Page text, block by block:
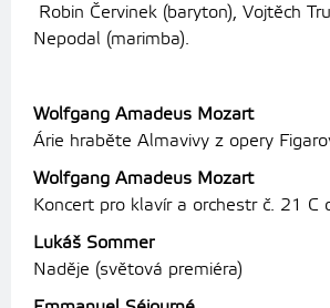
Robin Červinek (baryton), Vojtěch
Nepodal (marimba).
Wolfgang Amadeus Mozart
Árie hraběte Almavivy z opery
Wolfgang Amadeus Mozart
Koncert pro klavír a orchestr č. 21 C
Lukáš Sommer
Naděje (světová premiéra)